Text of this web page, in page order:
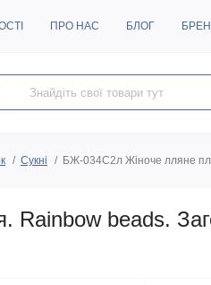
ПРО НАС БЛОГ
Сукні БЖ-034С2л Жіноче лляне
Rainbow beads.